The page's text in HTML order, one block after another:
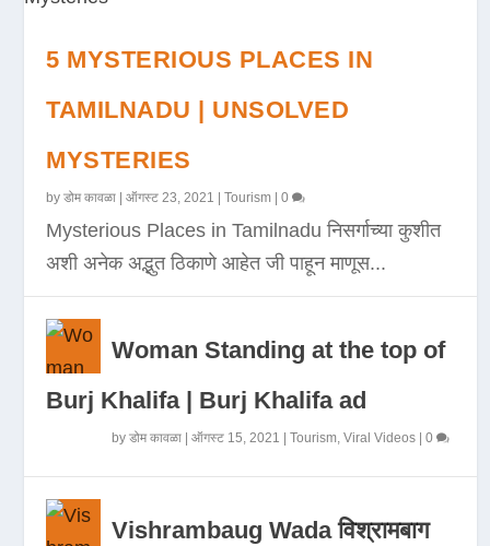
5 MYSTERIOUS PLACES IN
TAMILNADU | UNSOLVED
MYSTERIES
byडोम कावळा |ऑगस्ट 23, 2021 |Tourism |0
Mysterious Places in Tamilnadu निसर्गाच्या कुशीत
अशी अनेक अद्भुत ठिकाणे आहेत जी पाहून माणूस...
Woman Standing at the top of
Burj Khalifa | Burj Khalifa ad
byडोम कावळा |ऑगस्ट 15, 2021 |Tourism,Viral Videos |0
Vishrambaug Wada विश्रामबाग